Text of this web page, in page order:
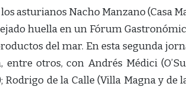
asturianos Nacho Manzano (Casa
huella en un Fórum
del mar. En esta segunda
otros, con Andrés Médici
de la Calle (Villa Magna y de